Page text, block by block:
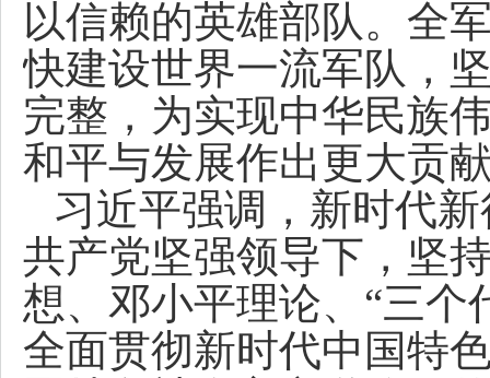
以信赖的英雄部队。全
快建设世界一流军队，
完整，为实现中华民族
和平与发展作出更大贡
习近平强调，新时代
共产党坚强领导下，坚
想、邓小平理论、“三个
全面贯彻新时代中国特